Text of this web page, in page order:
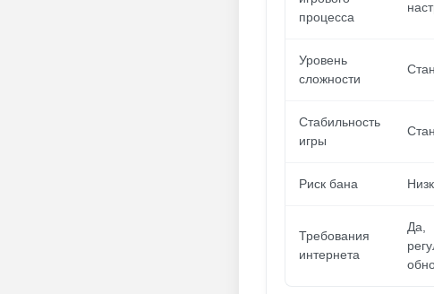
процесса
Уровень
сложности
Стабильность
игры
Риск бана
Требования
интернета
Да,